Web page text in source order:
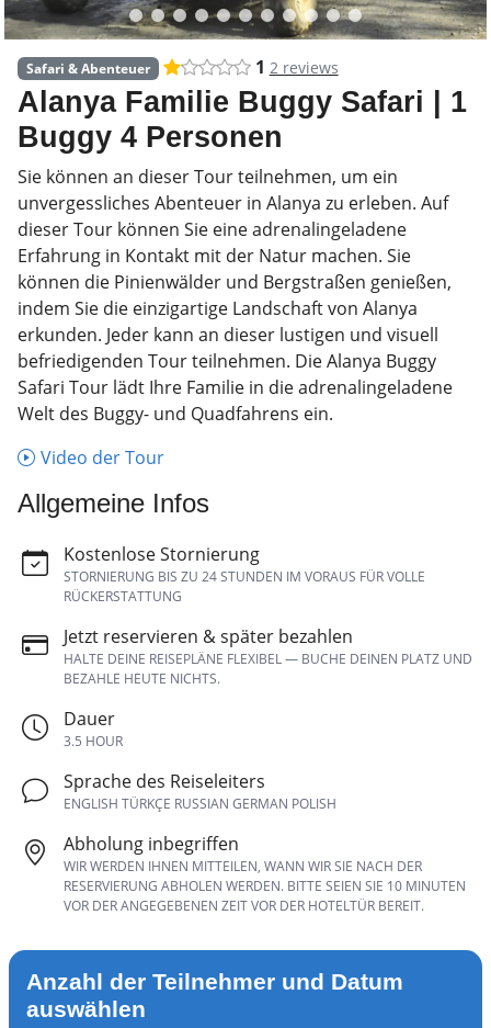
Safari & Abenteuer 1 2 reviews
Alanya Familie Buggy Safari | 1
Buggy 4 Personen
Sie können an dieser Tour teilnehmen, um ein
unvergessliches Abenteuer in Alanya zu erleben. Auf
dieser Tour können Sie eine adrenalingeladene
Erfahrung in Kontakt mit der Natur machen. Sie
können die Pinienwälder und Bergstraßen genießen,
indem Sie die einzigartige Landschaft von Alanya
erkunden. Jeder kann an dieser lustigen und visuell
befriedigenden Tour teilnehmen. Die Alanya Buggy
Safari Tour lädt Ihre Familie in die adrenalingeladene
Welt des Buggy- und Quadfahrens ein.
Video der Tour
Allgemeine Infos
Kostenlose Stornierung
STORNIERUNG BIS ZU 24 STUNDEN IM VORAUS FÜR VOLLE
RÜCKERSTATTUNG
Jetzt reservieren & später bezahlen
HALTE DEINE REISEPLÄNE FLEXIBEL — BUCHE DEINEN PLATZ UND
BEZAHLE HEUTE NICHTS.
Dauer
3.5 HOUR
Sprache des Reiseleiters
ENGLISH TÜRKÇE RUSSIAN GERMAN POLISH
Abholung inbegriffen
WIR WERDEN IHNEN MITTEILEN, WANN WIR SIE NACH DER
RESERVIERUNG ABHOLEN WERDEN. BITTE SEIEN SIE 10 MINUTEN
VOR DER ANGEGEBENEN ZEIT VOR DER HOTELTÜR BEREIT.
Anzahl der Teilnehmer und Datum
auswählen